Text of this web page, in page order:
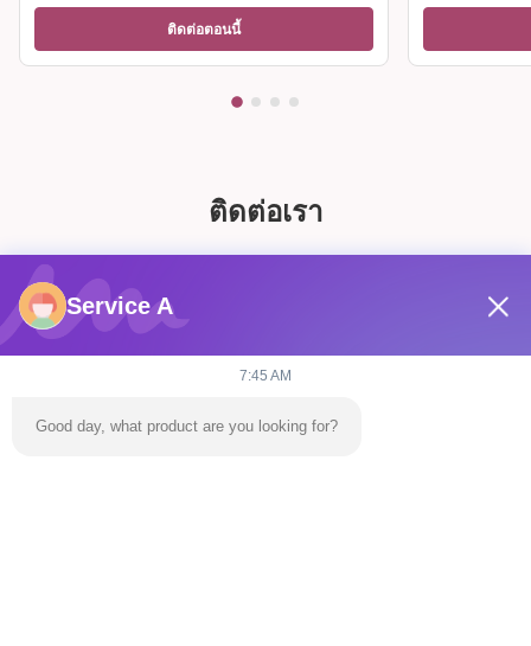
ติดต่อตอนนี้
ติดต่อเรา
Service A
7:45 AM
Good day, what product are you looking for?